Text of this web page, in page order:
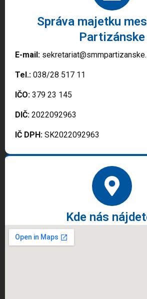
Správa majetku
Partizánske
E-mail:
Tel.: 038/28 517 11
IČO: 379 23 145
DIČ: 2022092963
IČ DPH: SK2022092963
Kde nás